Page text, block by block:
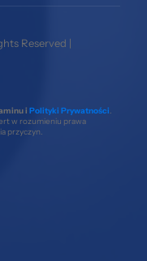
Reserved |
i Polityki Prywatności
w rozumieniu prawa
przyczyn.